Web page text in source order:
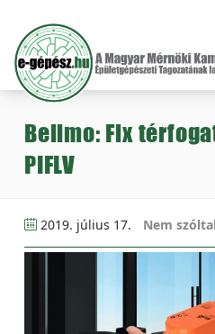
Belimo: Fix
PIFLV
2019. július 17. Nem